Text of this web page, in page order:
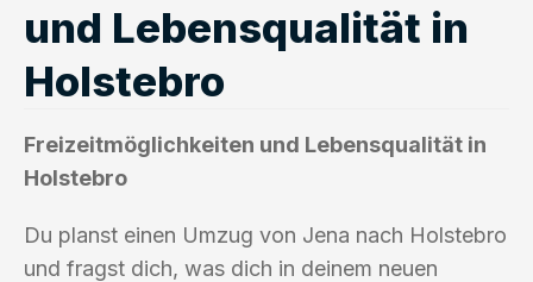
und Lebensqualität in
Holstebro
Freizeitmöglichkeiten und Lebensqualität in
Holstebro
Du planst einen Umzug von Jena nach Holstebro
und fragst dich, was dich in deinem neuen